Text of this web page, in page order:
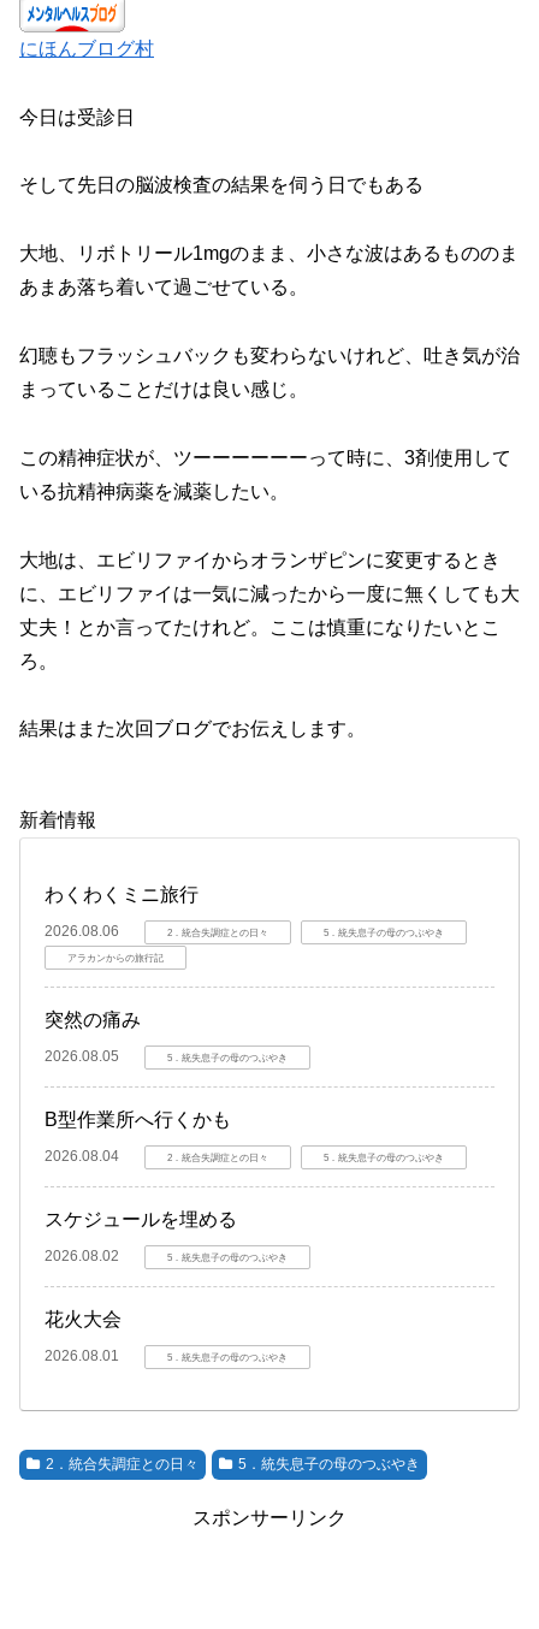
にほんブログ村
今日は受診日
そして先日の脳波検査の結果を伺う日でもある
大地、リボトリール1mgのまま、小さな波はあるもののま
あまあ落ち着いて過ごせている。
幻聴もフラッシュバックも変わらないけれど、吐き気が治
まっていることだけは良い感じ。
この精神症状が、ツーーーーーーって時に、3剤使用して
いる抗精神病薬を減薬したい。
大地は、エビリファイからオランザピンに変更するとき
に、エビリファイは一気に減ったから一度に無くしても大
丈夫！とか言ってたけれど。ここは慎重になりたいとこ
ろ。
結果はまた次回ブログでお伝えします。
新着情報
わくわくミニ旅行
2026.08.06 2．統合失調症との日々 5．統失息子の母のつぶやき
アラカンからの旅行記
突然の痛み
2026.08.05 5．統失息子の母のつぶやき
B型作業所へ行くかも
2026.08.04 2．統合失調症との日々 5．統失息子の母のつぶやき
スケジュールを埋める
2026.08.02 5．統失息子の母のつぶやき
花火大会
2026.08.01 5．統失息子の母のつぶやき
2．統合失調症との日々 5．統失息子の母のつぶやき
スポンサーリンク